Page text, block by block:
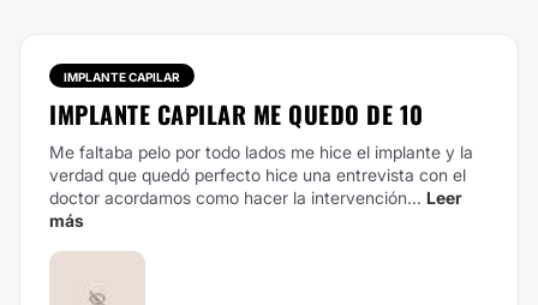
IMPLANTE CAPILAR
IMPLANTE CAPILAR ME QUEDO DE 10
Me faltaba pelo por todo lados me hice el implante y la
verdad que quedó perfecto hice una entrevista con el
doctor acordamos como hacer la intervención... Leer
más